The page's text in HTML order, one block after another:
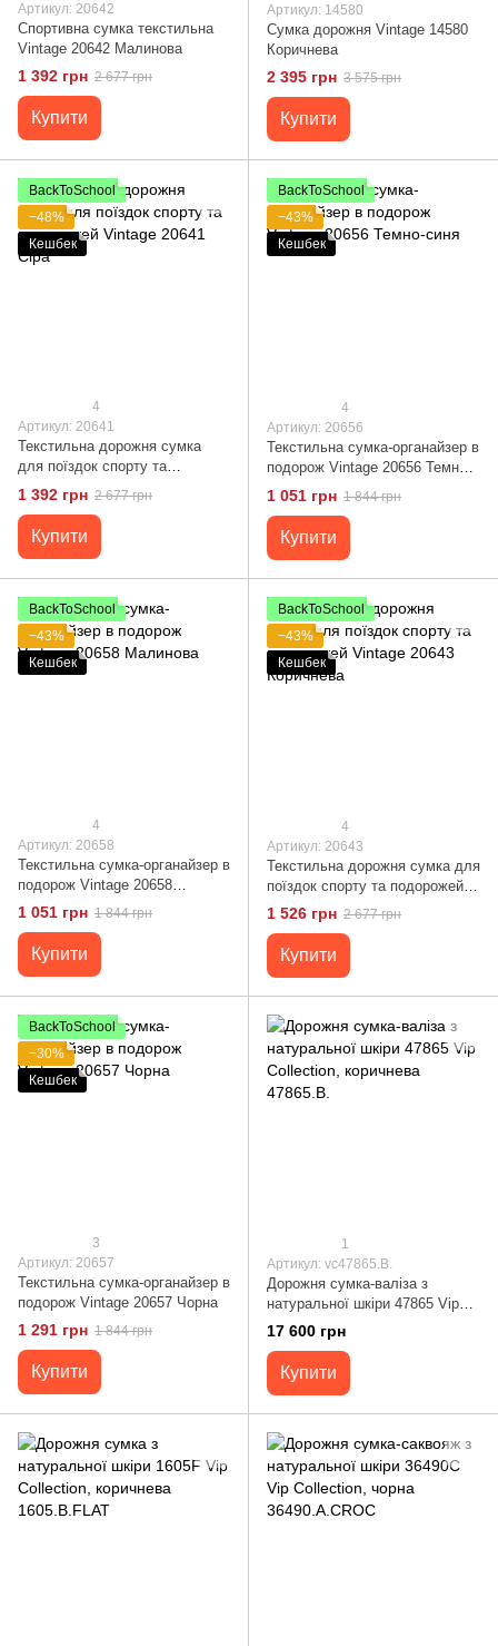
Артикул: 20642
Спортивна сумка текстильна
Vintage 20642 Малинова
1 392 грн 2 677 грн
Купити
Артикул: 14580
Сумка дорожня Vintage 14580
Коричнева
2 395 грн 3 575 грн
Купити
BackToSchool
−48%
Кешбек
4
Артикул: 20641
Текстильна дорожня сумка
для поїздок спорту та
подорожей Vintage 20641 Сіра
1 392 грн 2 677 грн
Купити
BackToSchool
−43%
Кешбек
4
Артикул: 20656
Текстильна сумка-органайзер в
подорож Vintage 20656 Темно-
синя
1 051 грн 1 844 грн
Купити
BackToSchool
−43%
Кешбек
4
Артикул: 20658
Текстильна сумка-органайзер в
подорож Vintage 20658
Малинова
1 051 грн 1 844 грн
Купити
BackToSchool
−43%
Кешбек
4
Артикул: 20643
Текстильна дорожня сумка для
поїздок спорту та подорожей
Vintage 20643 Коричнева
1 526 грн 2 677 грн
Купити
BackToSchool
−30%
Кешбек
3
Артикул: 20657
Текстильна сумка-органайзер в
подорож Vintage 20657 Чорна
1 291 грн 1 844 грн
Купити
1
Артикул: vc47865.B.
Дорожня сумка-валіза з
натуральної шкіри 47865 Vip
Collection, коричнева 47865.B.
17 600 грн
Купити